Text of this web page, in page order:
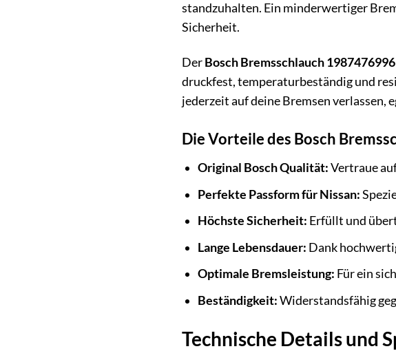
standzuhalten. Ein minderwertiger
Sicherheit.
DerBosch Bremsschlauch 1987476996
druckfest, temperaturbeständig und
jederzeit auf deine Bremsen verlassen,
Die Vorteile des Bosch
Original Bosch Qualität:Vertraue
Perfekte Passform für Nissan:
Höchste Sicherheit: Erfüllt und
Lange Lebensdauer: Dank
Optimale Bremsleistung: Für ein
Beständigkeit:Widerstandsfähig
Technische Details und